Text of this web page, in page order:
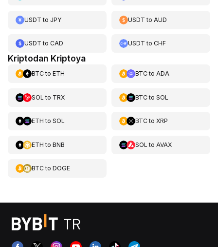
USDT to JPY USDT to AUD
USDT to CAD USDT toCHF
Kriptodan Kriptoya
BTCto ETH BTCto ADA
SOL to TRX BTCto SOL
ETH to SOL BTCto XRP
ETH to BNB SOL to AVAX
BTCto DOGE